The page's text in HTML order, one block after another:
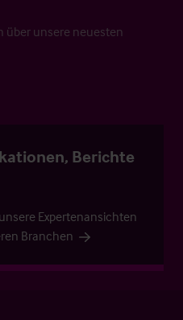
über unsere neuesten
Berichte
Expertenansichten
Branchen